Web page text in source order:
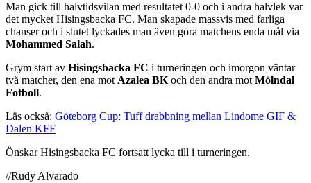
Man gick till halvtidsvilan med resultatet 0-0 och i andra halvlek var
det mycket Hisingsbacka FC. Man skapade massvis med farliga
chanser och i slutet lyckades man även göra matchens enda mål via
Mohammed Salah.
Grym start av Hisingsbacka FC i turneringen och imorgon väntar
två matcher, den ena mot Azalea BK och den andra mot Mölndal
Fotboll.
Läs också: Göteborg Cup: Tuff drabbning mellan Lindome GIF &
Dalen KFF
Önskar Hisingsbacka FC fortsatt lycka till i turneringen.
//Rudy Alvarado